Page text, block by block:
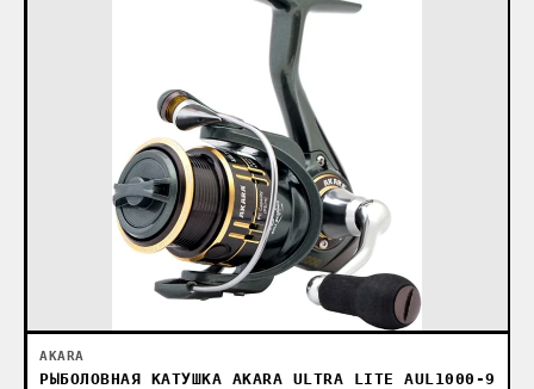
AKARA
РЫБОЛОВНАЯ КАТУШКА AKARA ULTRA LITE AUL1000-9